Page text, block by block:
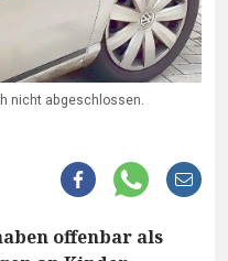
nicht abgeschlossen.
offenbar als